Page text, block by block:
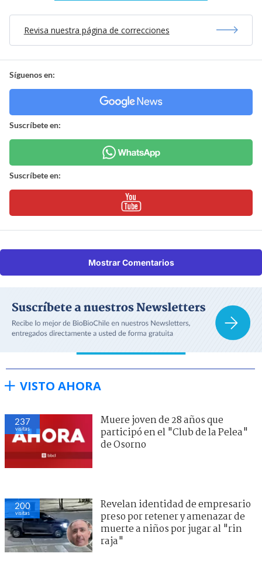
Revisa nuestra página de correcciones
Síguenos en:
Suscríbete en:
Suscríbete en:
Mostrar Comentarios
VISTO AHORA
237
visitas
Muere joven de 28 años que
participó en el "Club de la Pelea"
de Osorno
200
visitas
Revelan identidad de empresario
preso por retener y amenazar de
muerte a niños por jugar al "rin
raja"